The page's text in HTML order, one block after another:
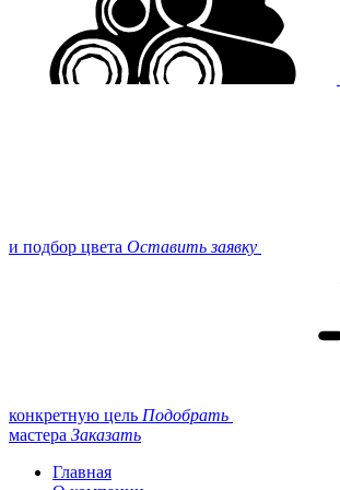
и подбор цвета Оставить заявку
конкретную цель Подобрать
мастера Заказать
Главная